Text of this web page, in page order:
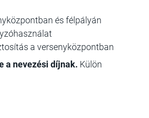
és félpályán
a versenyközpontban
a nevezési díjnak. Külön